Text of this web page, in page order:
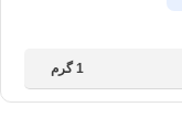
1 گرم